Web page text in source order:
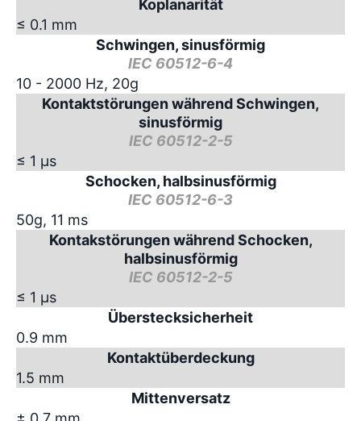
Koplanarität
≤ 0.1 mm
Schwingen, sinusförmig
IEC 60512-6-4
10 - 2000 Hz, 20g
Kontaktstörungen während Schwingen,
sinusförmig
IEC 60512-2-5
≤ 1 µs
Schocken, halbsinusförmig
IEC 60512-6-3
50g, 11 ms
Kontakstörungen während Schocken,
halbsinusförmig
IEC 60512-2-5
≤ 1 µs
Überstecksicherheit
0.9 mm
Kontaktüberdeckung
1.5 mm
Mittenversatz